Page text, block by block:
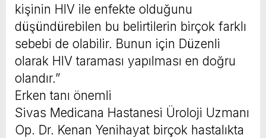
kişinin HIV ile enfekte olduğunu
düşündürebilen bu belirtilerin birçok farklı
sebebi de olabilir. Bunun için Düzenli
olarak HIV taraması yapılması en doğru
olandır.”
Erken tanı önemli
Sivas Medicana Hastanesi Üroloji Uzmanı
Op. Dr. Kenan Yenihayat birçok hastalıkta